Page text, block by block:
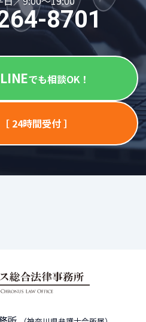
8701
LINEでも相談OK！
24時間受付 ］